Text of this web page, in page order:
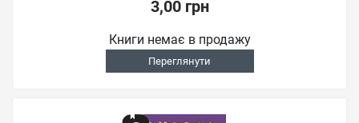
3,00 грн
Книги немає в продажу
Переглянути